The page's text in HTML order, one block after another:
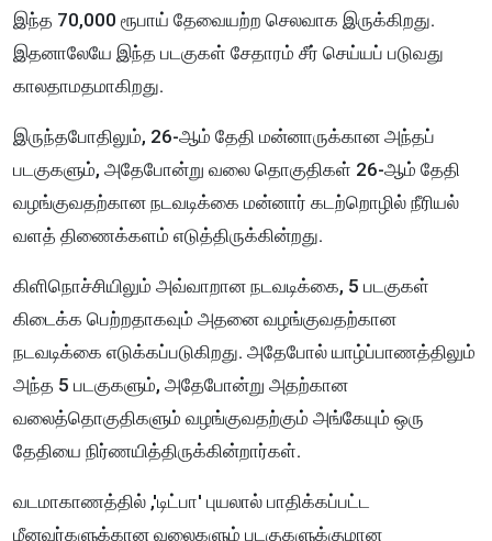
இந்த 70,000 ரூபாய் தேவையற்ற செலவாக இருக்கிறது.
இதனாலேயே இந்த படகுகள் சேதாரம் சீர் செய்யப் படுவது
காலதாமதமாகிறது.
இருந்தபோதிலும், 26-ஆம் தேதி மன்னாருக்கான அந்தப்
படகுகளும், அதேபோன்று வலை தொகுதிகள் 26-ஆம் தேதி
வழங்குவதற்கான நடவடிக்கை மன்னார் கடற்றொழில் நீரியல்
வளத் திணைக்களம் எடுத்திருக்கின்றது.
கிளிநொச்சியிலும் அவ்வாறான நடவடிக்கை, 5 படகுகள்
கிடைக்க பெற்றதாகவும் அதனை வழங்குவதற்கான
நடவடிக்கை எடுக்கப்படுகிறது. அதேபோல் யாழ்ப்பாணத்திலும்
அந்த 5 படகுகளும், அதேபோன்று அதற்கான
வலைத்தொகுதிகளும் வழங்குவதற்கும் அங்கேயும் ஒரு
தேதியை நிர்ணயித்திருக்கின்றார்கள்.
வடமாகாணத்தில் ,'டிட்பா' புயலால் பாதிக்கப்பட்ட
மீனவர்களுக்கான வலைகளும் படகுகளுக்குமான